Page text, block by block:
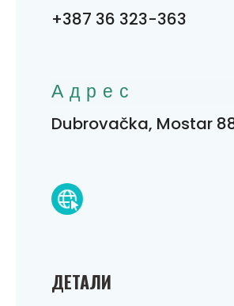
ДЕТАЛИ
+387 36 323-363
Адрес
Dubrovačka, Mostar